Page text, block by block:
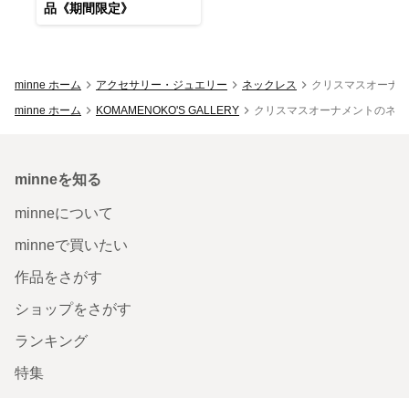
品《期間限定》
minne ホーム アクセサリー・ジュエリー ネックレス
クリスマスオーナ
minne ホーム
KOMAMENOKO'S GALLERY クリスマスオーナメントのネ
minneを知る
minneについて
minneで買いたい
作品をさがす
ショップをさがす
ランキング
特集